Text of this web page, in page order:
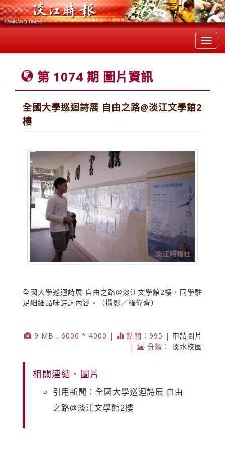
第 1074 期 圖片資訊
全國大學巡迴詩展 自由之路@淡江文學館2
樓
全國大學巡迴詩展 自由之路@淡江文學館2樓，同學駐
足細細品味詩詞內容。（攝影／羅偉齊）
9 MB , 6000 * 4000 | 點閱：995 | 申請圖片
|
分類： 淡水校園
相關連結、圖片
引用新聞：全國大學巡迴詩展 自由
之路@淡江文學館2樓